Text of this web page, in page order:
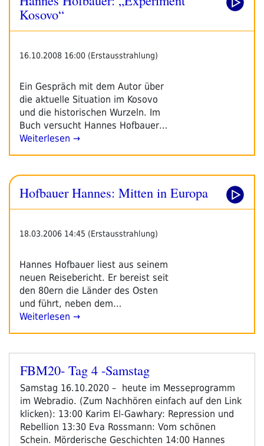
Kosovo“
16.10.2008 16:00 (Erstausstrahlung)
Ein Gespräch mit dem Autor über
die aktuelle Situation im Kosovo
und die historischen Wurzeln. Im
Buch versucht Hannes Hofbauer…
Weiterlesen →
Hofbauer Hannes: Mitten in Europa
18.03.2006 14:45 (Erstausstrahlung)
Hannes Hofbauer liest aus seinem
neuen Reisebericht. Er bereist seit
den 80ern die Länder des Osten
und führt, neben dem…
Weiterlesen →
Veröffentlicht
FBM20- Tag 4 -Samstag
Samstag 16.10.2020 – heute im Messeprogramm
im Webradio. (Zum Nachhören einfach auf den Link
klicken): 13:00 Karim El-Gawhary: Repression und
Rebellion 13:30 Eva Rossmann: Vom schönen
Schein. Mörderische Geschichten 14:00 Hannes